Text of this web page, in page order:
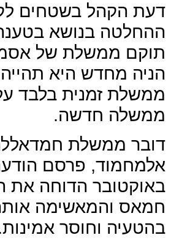
דעת הקהל בשטחים
ההחלטה בנושא
תוקם ממשלת של
הניה מחדש היא תהייה
ממשלת זמנית בלבד על
ממשלה חדשה.
דובר ממשלת
באוקטובר הדוחה את
חמאס והמאשימה
בהטעיה וחוסר